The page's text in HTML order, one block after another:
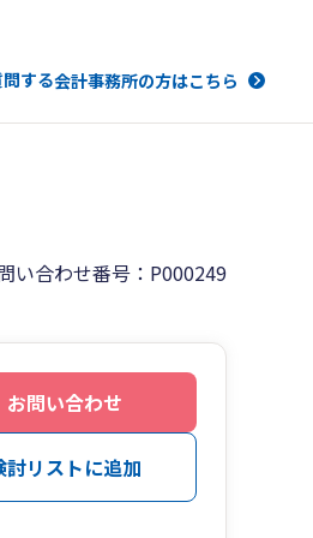
する会計事務所の方はこちら
い合わせ番号：P000249
お問い合わせ
討リストに追加